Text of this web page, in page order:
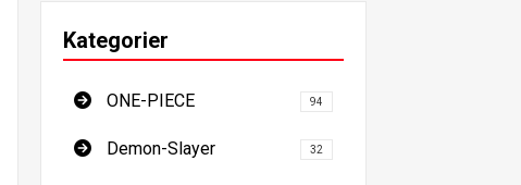
Kategorier
ONE-PIECE 94
Demon-Slayer 32